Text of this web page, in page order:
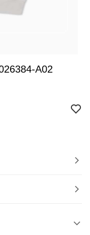
A02